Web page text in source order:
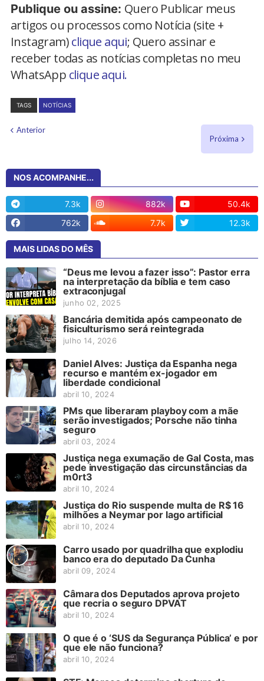
Publique ou assine: Quero Publicar meus
artigos ou processos como Notícia (site +
Instagram)clique aqui; Quero assinar e
receber todas as notícias completas no meu
WhatsApp clique aqui.
TAGS NOTÍCIAS
Anterior
Próxima
NOS ACOMPANHE...
7.3k 882k
50.4k
762k
7.7k 12.3k
MAIS LIDAS DO MÊS
“Deus me levou a fazer isso”: Pastor erra
na interpretação da bíblia e tem caso
extraconjugal
junho 02, 2025
Bancária demitida após campeonato de
fisiculturismo será reintegrada
julho 14, 2026
Daniel Alves: Justiça da Espanha nega
recurso e mantém ex-jogador em
liberdade condicional
abril 10, 2024
PMs que liberaram playboy com a mãe
serão investigados; Porsche não tinha
seguro
abril 03, 2024
Justiça nega exumação de Gal Costa, mas
pede investigação das circunstâncias da
m0rt3
abril 10, 2024
Justiça do Rio suspende multa de R$ 16
milhões a Neymar por lago artificial
abril 10, 2024
Carro usado por quadrilha que explodiu
banco era do deputado Da Cunha
abril 09, 2024
Câmara dos Deputados aprova projeto
que recria o seguro DPVAT
abril 10, 2024
O que é o ‘SUS da Segurança Pública’ e por
que ele não funciona?
abril 10, 2024